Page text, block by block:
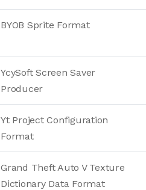
BYOB Sprite Format
YcySoft Screen Saver
Producer
Yt Project Configuration
Format
Grand Theft Auto V Texture
Dictionary Data Format